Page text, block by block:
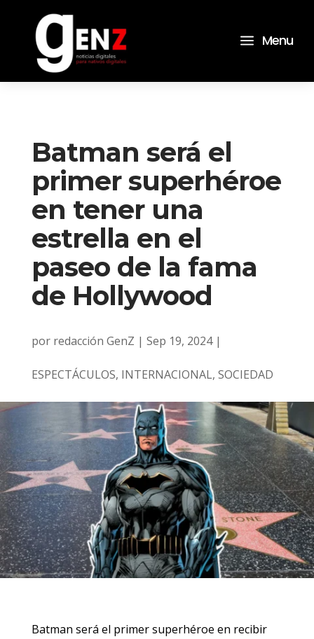
a Menu
Batman será el
primer superhéroe
en tener una
estrella en el
paseo de la fama
de Hollywood
por redacción GenZ | Sep 19, 2024|
ESPECTÁCULOS, INTERNACIONAL, SOCIEDAD
Batman será el primer superhéroe en recibir